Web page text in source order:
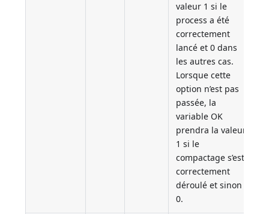
valeur 1 si le
process a été
correctement
lancé et 0 dans
les autres cas.
Lorsque cette
option n’est pas
passée, la
variable OK
prendra la valeur
1 si le
compactage s’est
correctement
déroulé et sinon
0.